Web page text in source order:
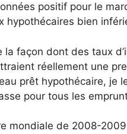
positif pour le
hypothécaires bien
la façon dont des taux
réellement une
prêt hypothécaire, je
pour tous les
mondiale de 2008-